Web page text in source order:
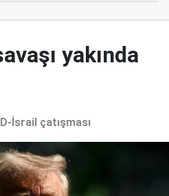
yakında
İsrail çatışması